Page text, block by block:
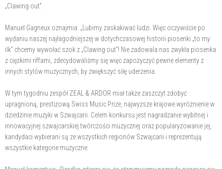
„Clawing out”.
Manuel Gagneux oznajmia: „Lubimy zaskakiwać ludzi. Więc oczywiście po
wydaniu naszej najłagodniejszej w dotychczasowej historii piosenki „to my
ilk” chcemy wywołać szok z „Clawing out”! Nie zadowala nas zwykła piosenka
z ciężkimi riffami, zdecydowaliśmy się więc zapożyczyć pewne elementy z
innych stylów muzycznych, by zwiększyć siłę uderzenia.
W tym tygodniu zespół ZEAL & ARDOR miał także zaszczyt zdobyć
upragnioną, prestiżową Swiss Music Prize, najwyższe krajowe wyróżnienie w
dziedzinie muzyki w Szwajcarii. Celem konkursu jest nagradzanie wybitnej i
innowacyjnej szwajcarskiej twórczości muzycznej oraz popularyzowanie jej,
kandydaci wybierani są ze wszystkich regionów Szwajcarii i reprezentują
wszystkie kategorie muzyczne.